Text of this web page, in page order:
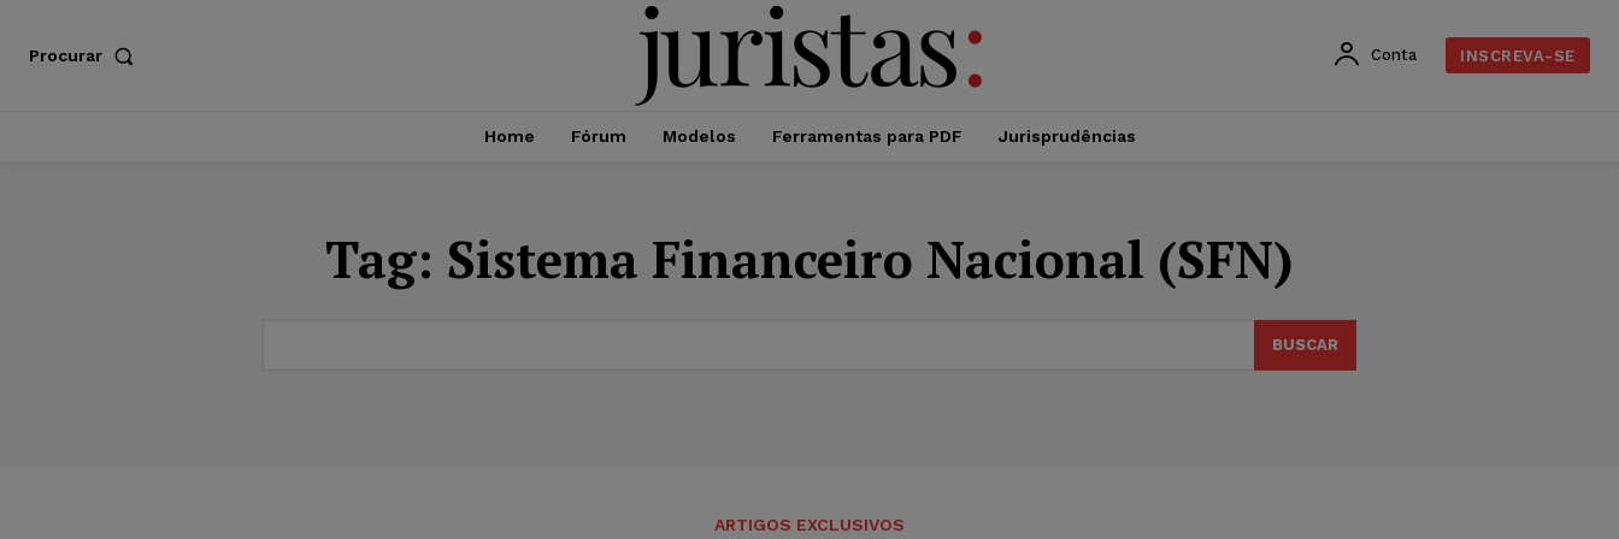
Procurar Conta INSCREVA-SE
Home Fórum Modelos Ferramentas para PDF Jurisprudências
Tag: Sistema Financeiro Nacional (SFN)
BUSCAR
ARTIGOS EXCLUSIVOS